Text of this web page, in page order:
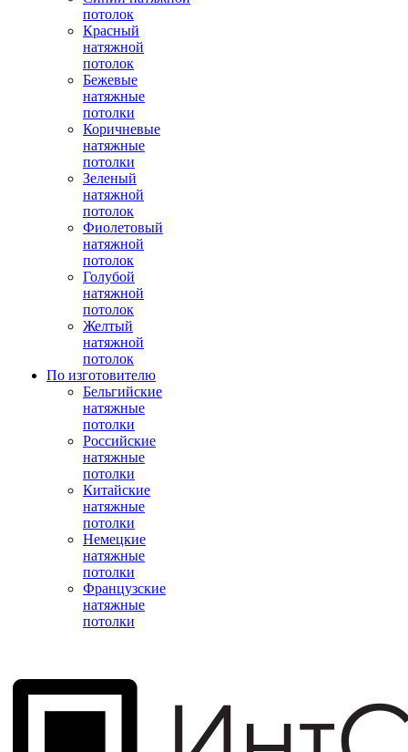
потолок
Красный
натяжной
потолок
Бежевые
натяжные
потолки
Коричневые
натяжные
потолки
Зеленый
натяжной
потолок
Фиолетовый
натяжной
потолок
Голубой
натяжной
потолок
Желтый
натяжной
потолок
По изготовителю
Бельгийские
натяжные
потолки
Российские
натяжные
потолки
Китайские
натяжные
потолки
Немецкие
натяжные
потолки
Французские
натяжные
потолки